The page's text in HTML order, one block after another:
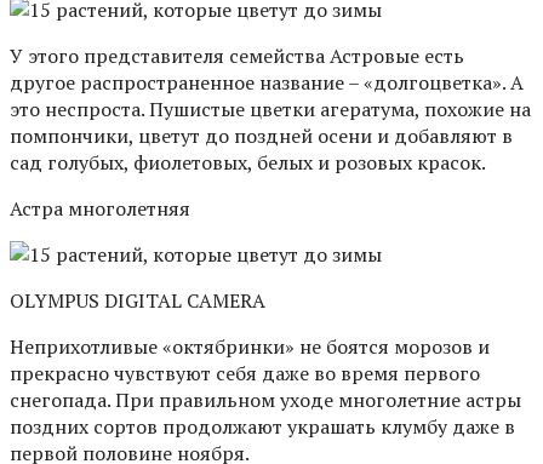
У этого представителя семейства Астровые есть
другое распространенное название – «долгоцветка». А
это неспроста. Пушистые цветки агератума, похожие на
помпончики, цветут до поздней осени и добавляют в
сад голубых, фиолетовых, белых и розовых красок.
Астра многолетняя
OLYMPUS DIGITAL CAMERA
Неприхотливые «октябринки» не боятся морозов и
прекрасно чувствуют себя даже во время первого
снегопада. При правильном уходе многолетние астры
поздних сортов продолжают украшать клумбу даже в
первой половине ноября.